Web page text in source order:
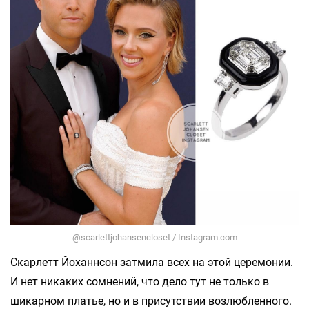
@scarlettjohansencloset / Instagram.com
Скарлетт Йоханнсон затмила всех на этой церемонии.
И нет никаких сомнений, что дело тут не только в
шикарном платье, но и в присутствии возлюбленного.